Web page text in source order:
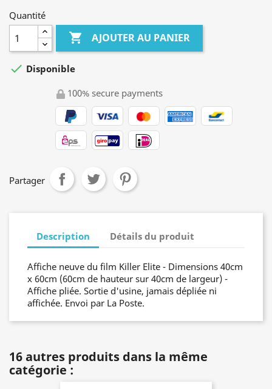
Quantité
 AJOUTER AU PANIER
 Disponible
100% secure payments
Partager
Description Détails du produit
Affiche neuve du film Killer Elite - Dimensions 40cm
x 60cm (60cm de hauteur sur 40cm de largeur) -
Affiche pliée. Sortie d'usine, jamais dépliée ni
affichée. Envoi par La Poste.
16 autres produits dans la même
catégorie :